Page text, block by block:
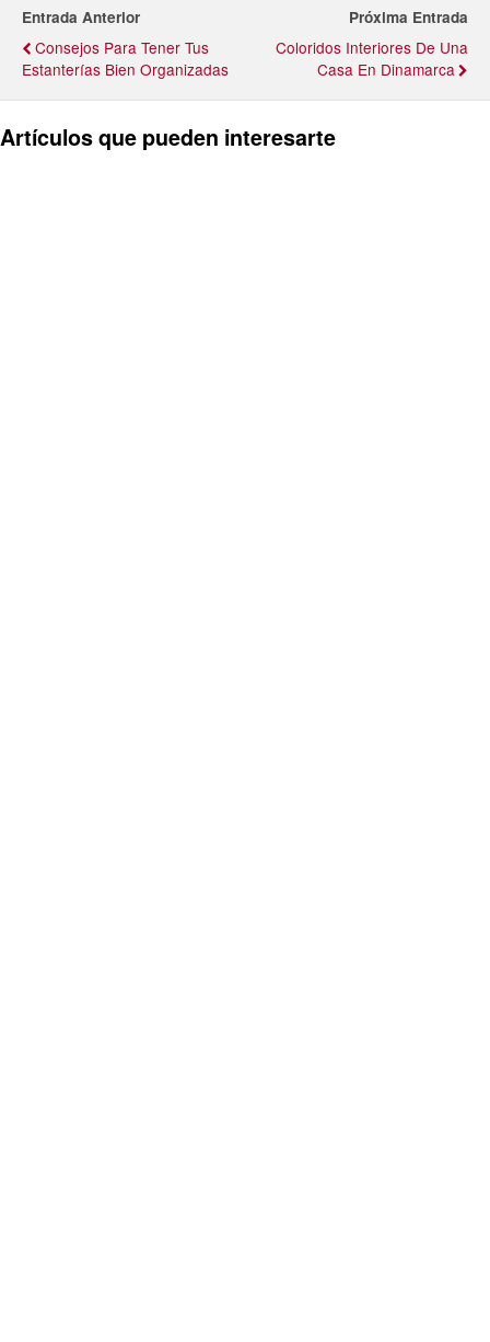
Entrada Anterior
Consejos Para Tener Tus
Estanterías Bien Organizadas
Próxima Entrada
Coloridos Interiores De Una
Casa En Dinamarca
Artículos que pueden interesarte